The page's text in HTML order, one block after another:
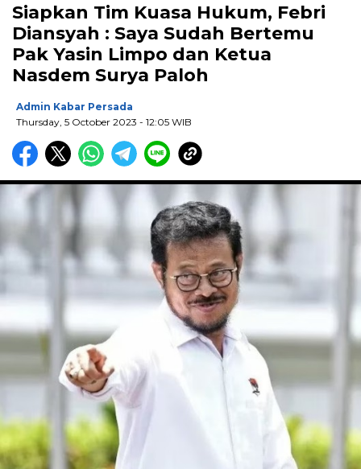
Siapkan Tim Kuasa Hukum, Febri
Diansyah : Saya Sudah Bertemu
Pak Yasin Limpo dan Ketua
Nasdem Surya Paloh
Admin Kabar Persada
Thursday, 5 October 2023 - 12:05 WIB